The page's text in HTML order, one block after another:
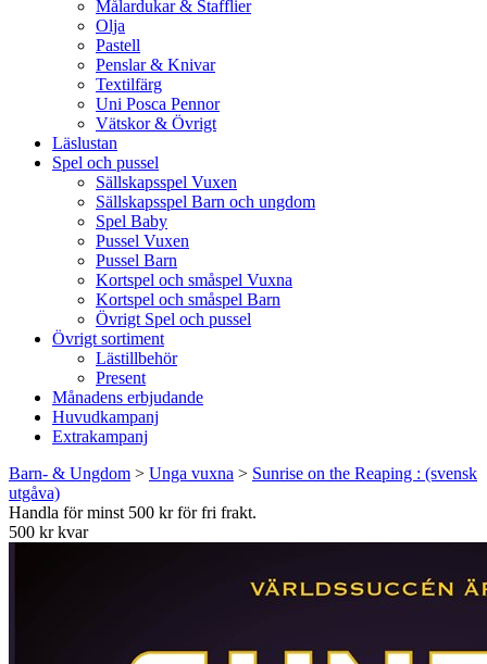
Målardukar & Stafflier
Olja
Pastell
Penslar & Knivar
Textilfärg
Uni Posca Pennor
Vätskor & Övrigt
Läslustan
Spel och pussel
Sällskapsspel Vuxen
Sällskapsspel Barn och ungdom
Spel Baby
Pussel Vuxen
Pussel Barn
Kortspel och småspel Vuxna
Kortspel och småspel Barn
Övrigt Spel och pussel
Övrigt sortiment
Lästillbehör
Present
Månadens erbjudande
Huvudkampanj
Extrakampanj
Barn- & Ungdom > Unga vuxna > Sunrise on the Reaping : (svensk
utgåva)
Handla för minst 500 kr för fri frakt.
500 kr kvar